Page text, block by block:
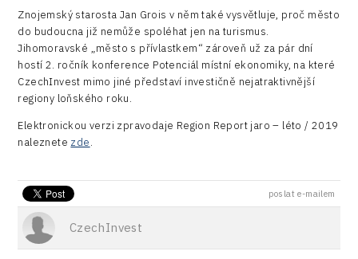
Logic/MaaS
Security
Vehicles
Znojemský starosta Jan Grois v něm také vysvětluje, proč město
do budoucna již nemůže spoléhat jen na turismus.
Jihomoravské „město s přívlastkem“ zároveň už za pár dní
hostí 2. ročník konference Potenciál místní ekonomiky, na které
CzechInvest mimo jiné představí investičně nejatraktivnější
regiony loňského roku.
Elektronickou verzi zpravodaje Region Report jaro – léto / 2019
naleznete zde.
poslat e-mailem
CzechInvest